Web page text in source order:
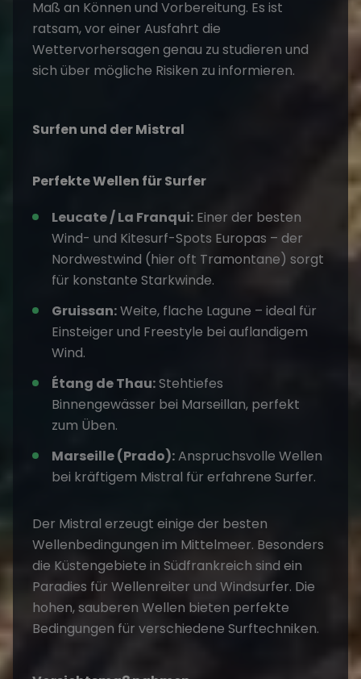
Maß an Können und Vorbereitung. Es ist
ratsam, vor einer Ausfahrt die
Wettervorhersagen genau zu studieren und
sich über mögliche Risiken zu informieren.
Surfen und der Mistral
Perfekte Wellen für Surfer
Leucate / La Franqui: Einer der besten
Wind- und Kitesurf-Spots Europas – der
Nordwestwind (hier oft Tramontane) sorgt
für konstante Starkwinde.
Gruissan:Weite, flache Lagune – ideal für
Einsteiger und Freestyle bei auflandigem
Wind.
Étang de Thau:Stehtiefes
Binnengewässer bei Marseillan, perfekt
zum Üben.
Marseille (Prado):Anspruchsvolle Wellen
bei kräftigem Mistral für erfahrene Surfer.
Der Mistral erzeugt einige der besten
Wellenbedingungen im Mittelmeer. Besonders
die Küstengebiete in Südfrankreich sind ein
Paradies für Wellenreiter und Windsurfer. Die
hohen, sauberen Wellen bieten perfekte
Bedingungen für verschiedene Surftechniken​.